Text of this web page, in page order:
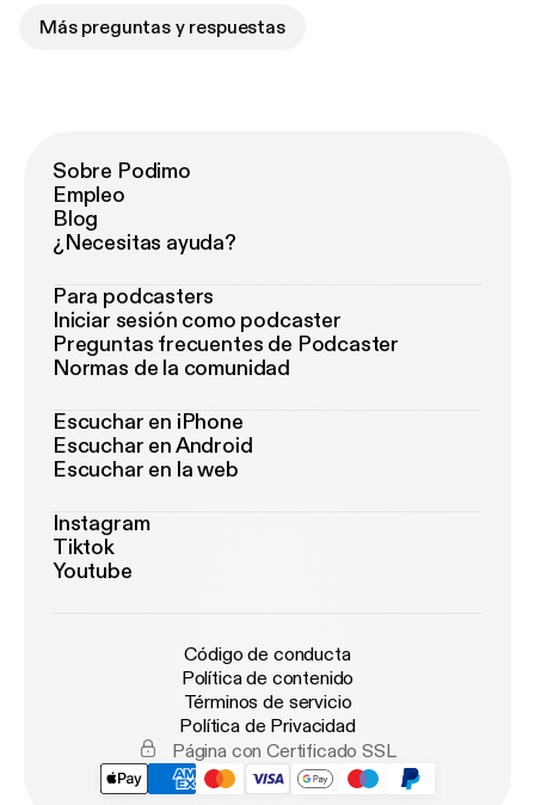
Más preguntas y respuestas
Sobre Podimo
Empleo
Blog
¿Necesitas ayuda?
Para podcasters
Iniciar sesión como podcaster
Preguntas frecuentes de Podcaster
Normas de la comunidad
Escuchar en iPhone
Escuchar en Android
Escuchar en la web
Instagram
Tiktok
Youtube
Código de conducta
Política de contenido
Términos de servicio
Política de Privacidad
Página con Certificado SSL